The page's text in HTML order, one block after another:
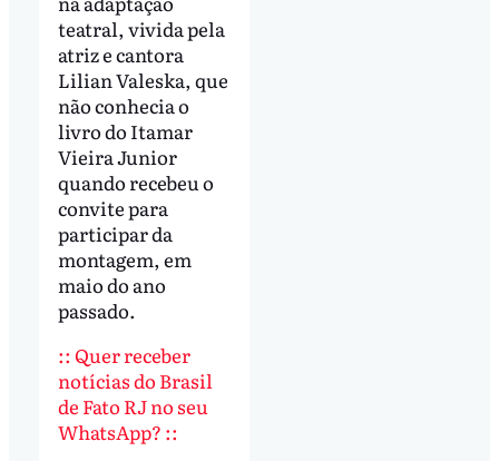
teatral, vivida pela
atriz e cantora
Lilian Valeska, que
não conhecia o
livro do Itamar
Vieira Junior
quando recebeu o
convite para
participar da
montagem, em
maio do ano
passado.
:: Quer receber
notícias do Brasil
de Fato RJ no seu
WhatsApp? ::